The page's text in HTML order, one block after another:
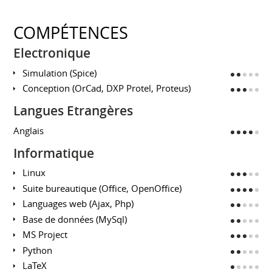
COMPÉTENCES
Electronique
Simulation (Spice)
Conception (OrCad, DXP Protel, Proteus)
Langues Etrangères
Anglais
Informatique
Linux
Suite bureautique (Office, OpenOffice)
Languages web (Ajax, Php)
Base de données (MySql)
MS Project
Python
LaTeX